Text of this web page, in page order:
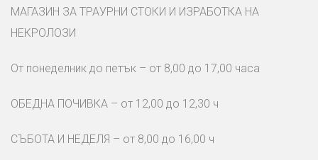
МАГАЗИН ЗА ТРАУРНИ СТОКИ И ИЗРАБОТКА НА
НЕКРОЛОЗИ
От понеделник до петък – от 8,00 до 17,00 часа
ОБЕДНА ПОЧИВКА – от 12,00 до 12,30 ч
СЪБОТА И НЕДЕЛЯ – от 8,00 до 16,00 ч